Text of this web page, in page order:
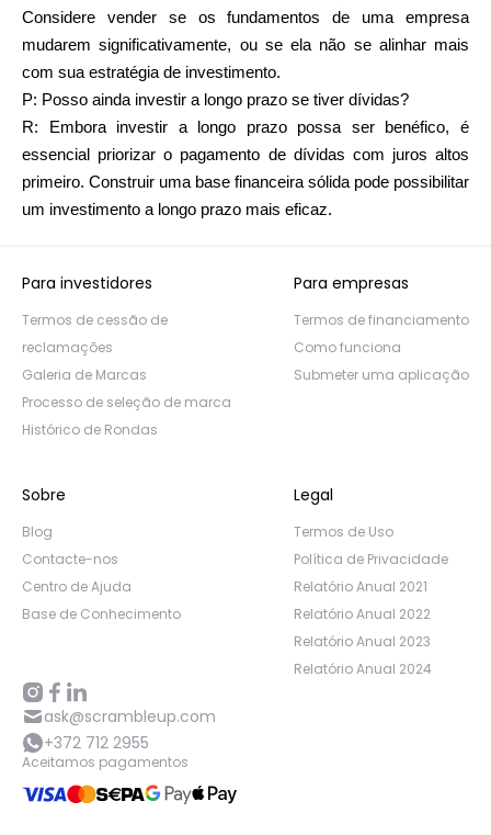
Considere vender se os fundamentos de uma empresa
mudarem significativamente, ou se ela não se alinhar mais
com sua estratégia de investimento.
P: Posso ainda investir a longo prazo se tiver dívidas?
R: Embora investir a longo prazo possa ser benéfico, é
essencial priorizar o pagamento de dívidas com juros altos
primeiro. Construir uma base financeira sólida pode possibilitar
um investimento a longo prazo mais eficaz.
Para investidores
Termos de cessão de
reclamações
Galeria de Marcas
Processo de seleção de marca
Histórico de Rondas
Para empresas
Termos de financiamento
Como funciona
Submeter uma aplicação
Sobre
Blog
Contacte-nos
Centro de Ajuda
Base de Conhecimento
Legal
Termos de Uso
Política de Privacidade
Relatório Anual 2021
Relatório Anual 2022
Relatório Anual 2023
Relatório Anual 2024
ask@scrambleup.com
+372 712 2955
Aceitamos pagamentos